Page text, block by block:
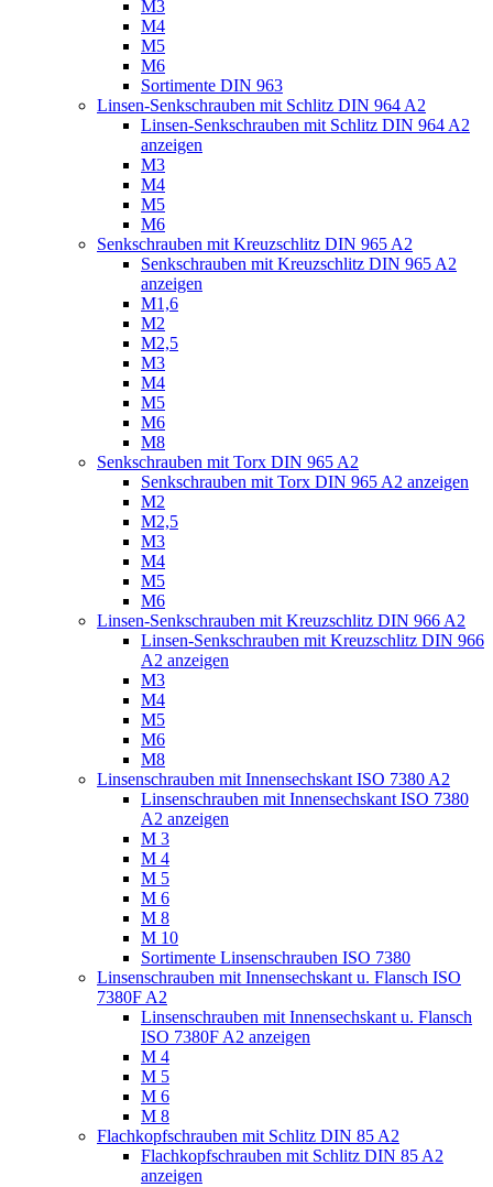
M3
M4
M5
M6
Sortimente DIN 963
Linsen-Senkschrauben mit Schlitz DIN 964 A2
Linsen-Senkschrauben mit Schlitz DIN 964 A2
anzeigen
M3
M4
M5
M6
Senkschrauben mit Kreuzschlitz DIN 965 A2
Senkschrauben mit Kreuzschlitz DIN 965 A2
anzeigen
M1,6
M2
M2,5
M3
M4
M5
M6
M8
Senkschrauben mit Torx DIN 965 A2
Senkschrauben mit Torx DIN 965 A2 anzeigen
M2
M2,5
M3
M4
M5
M6
Linsen-Senkschrauben mit Kreuzschlitz DIN 966 A2
Linsen-Senkschrauben mit Kreuzschlitz DIN 966
A2 anzeigen
M3
M4
M5
M6
M8
Linsenschrauben mit Innensechskant ISO 7380 A2
Linsenschrauben mit Innensechskant ISO 7380
A2 anzeigen
M 3
M 4
M 5
M 6
M 8
M 10
Sortimente Linsenschrauben ISO 7380
Linsenschrauben mit Innensechskant u. Flansch ISO
7380F A2
Linsenschrauben mit Innensechskant u. Flansch
ISO 7380F A2 anzeigen
M 4
M 5
M 6
M 8
Flachkopfschrauben mit Schlitz DIN 85 A2
Flachkopfschrauben mit Schlitz DIN 85 A2
anzeigen